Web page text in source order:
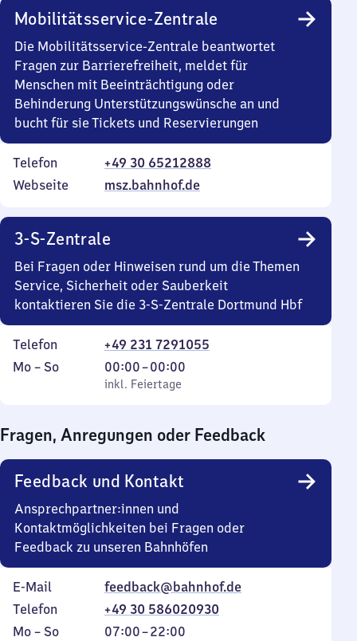
Mobilitätsservice-Zentrale
Die Mobilitätsservice-Zentrale beantwortet
Fragen zur Barrierefreiheit, meldet für
Menschen mit Beeinträchtigung oder
Behinderung Unterstützungswünsche an und
bucht für sie Tickets und Reservierungen
Telefon
+49 30 65212888
Webseite
msz.bahnhof.de
3-S-Zentrale
Bei Fragen oder Hinweisen rund um die Themen
Service, Sicherheit oder Sauberkeit
kontaktieren Sie die 3-S-Zentrale Dortmund Hbf
Telefon
+49 231 7291055
Montag
Mo – So,
inkl. Feiertage
00:00–00:00
Von
0
0
Uhr
inkl. Feiertage
Fragen, Anregungen oder Feedback
Feedback und Kontakt
Ansprechpartner:innen und
Kontaktmöglichkeiten bei Fragen oder
Feedback zu unseren Bahnhöfen
E-Mail
feedback@bahnhof.de
Telefon
+49 30 586020930
Montag
Mo – So,
07:00–22:00
Von